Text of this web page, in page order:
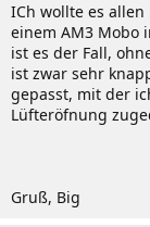
ICh wollte es
einem AM3 Mobo
ist es der Fall,
ist zwar sehr
gepasst, mit der
Lüfteröfnung
Gruß, Big